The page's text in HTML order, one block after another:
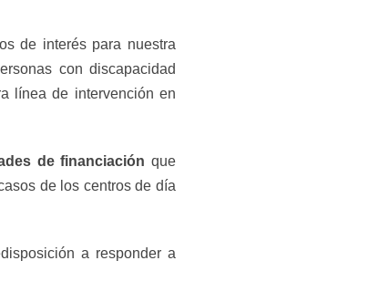
de interés para nuestra
con discapacidad
línea de intervención en
de financiación que
de los centros de día
a responder a